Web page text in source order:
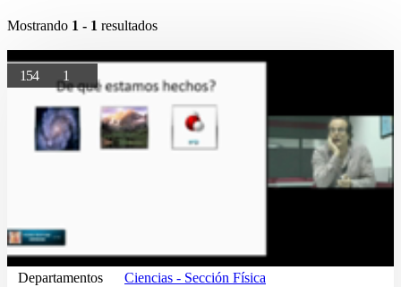
Mostrando 1 - 1 resultados
154 1
Departamentos Ciencias - Sección Física